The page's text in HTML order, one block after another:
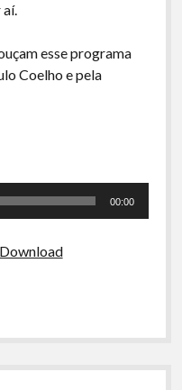
esse programa
Coelho e pela
00:00
Download